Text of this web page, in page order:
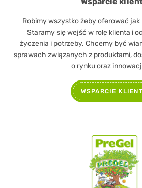
Robimy wszystko żeby oferować
Staramy się wejść w rolę klienta i
życzenia i potrzeby. Chcemy być
sprawach związanych z produktami,
o rynku oraz
WSPARCIE